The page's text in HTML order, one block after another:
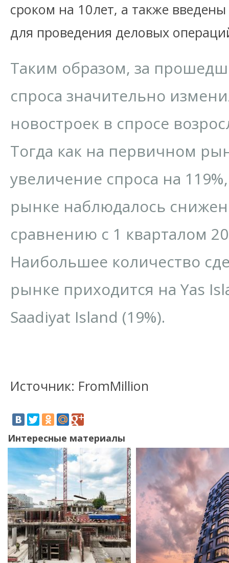
сроком на 10лет, а также
для проведения деловых
Таким образом, за
спроса значительно
новостроек в спросе
Тогда как на первичном
увеличение спроса на
рынке наблюдалось
сравнению с 1 кварталом
Наибольшее количество
рынке приходится на Yas
Saadiyat Island (19%).
Источник: FromMillion
Интересные материалы